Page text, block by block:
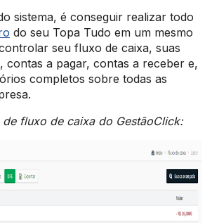
sistema, é conseguir realizar todo
do seu Topa Tudo em um mesmo
seu fluxo de caixa, suas
contas a pagar, contas a receber e,
completos sobre todas as
de fluxo de caixa do GestãoClick: